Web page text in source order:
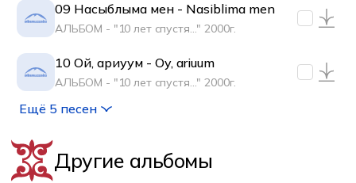
09 Насыблыма мен - Nasiblima men
АЛЬБОМ - "10 лет спустя..." 2000г.
10 Ой, ариуум - Oy, ariuum
АЛЬБОМ - "10 лет спустя..." 2000г.
Ещё 5 песен
Другие альбомы